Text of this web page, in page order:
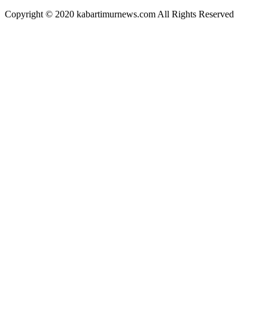
Copyright © 2020 kabartimurnews.com All Rights Reserved